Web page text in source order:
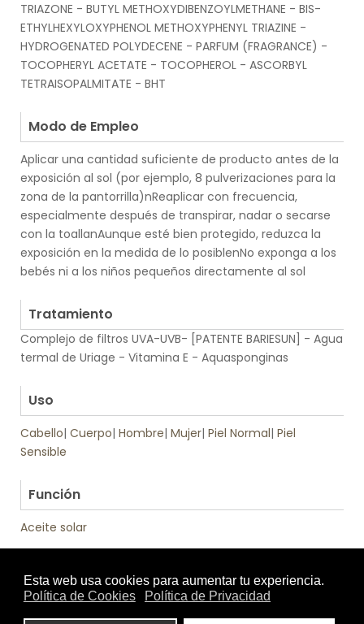
TRIAZONE - BUTYL METHOXYDIBENZOYLMETHANE - BIS-
ETHYLHEXYLOXYPHENOL METHOXYPHENYL TRIAZINE -
HYDROGENATED POLYDECENE - PARFUM (FRAGRANCE) -
TOCOPHERYL ACETATE - TOCOPHEROL - ASCORBYL
TETRAISOPALMITATE - BHT
Modo de Empleo
Aplicar una cantidad suficiente de producto antes de la
exposición al sol (por ejemplo, 8 pulverizaciones para la
zona de la pantorrilla)nReaplicar con frecuencia,
especialmente después de transpirar, nadar o secarse
con la toallanAunque esté bien protegido, reduzca la
exposición en la medida de lo posiblenNo exponga a los
bebés ni a los niños pequeños directamente al sol
Tratamiento
Complejo de filtros UVA-UVB- [PATENTE BARIESUN] - Agua
termal de Uriage - Vitamina E - Aquasponginas
Uso
Cabello| Cuerpo| Hombre| Mujer| Piel Normal| Piel
Sensible
Función
Aceite solar
Textura
de: